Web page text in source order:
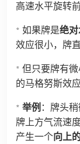
高速水平旋转前
* 如果牌是绝
效应很小，牌
* 但只要牌有
的马格努斯效应
* 举例 ：牌头
牌上方气流速
产生一个向上